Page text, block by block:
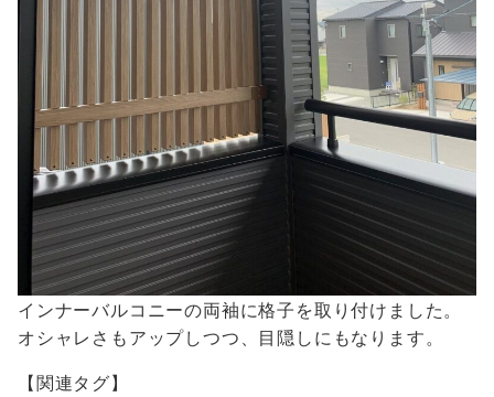
インナーバルコニーの両袖に格子を取り付けました。
オシャレさもアップしつつ、目隠しにもなります。
【関連タグ】